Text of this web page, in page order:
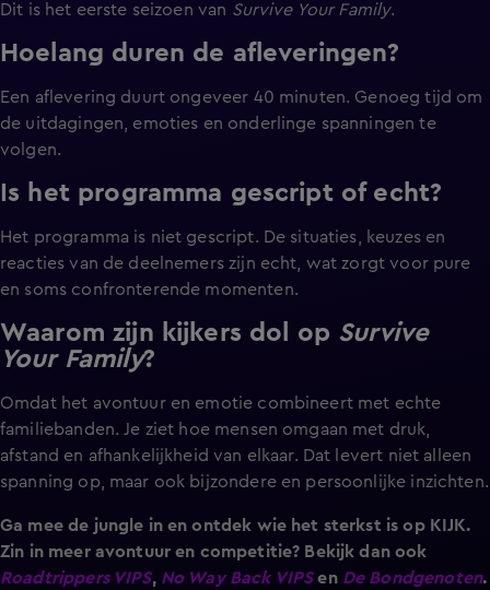
Dit is het eerste seizoen van Survive Your Family.
Hoelang duren de afleveringen?
Een aflevering duurt ongeveer 40 minuten. Genoeg tijd om
de uitdagingen, emoties en onderlinge spanningen te
volgen.
Is het programma gescript of echt?
Het programma is niet gescript. De situaties, keuzes en
reacties van de deelnemers zijn echt, wat zorgt voor pure
en soms confronterende momenten.
Waarom zijn kijkers dol op Survive
Your Family?
Omdat het avontuur en emotie combineert met echte
familiebanden. Je ziet hoe mensen omgaan met druk,
afstand en afhankelijkheid van elkaar. Dat levert niet alleen
spanning op, maar ook bijzondere en persoonlijke inzichten.
Ga mee de jungle in en ontdek wie het sterkst is op KIJK.
Zin in meer avontuur en competitie? Bekijk dan ook
Roadtrippers VIPS, No Way Back VIPSen De Bondgenoten.